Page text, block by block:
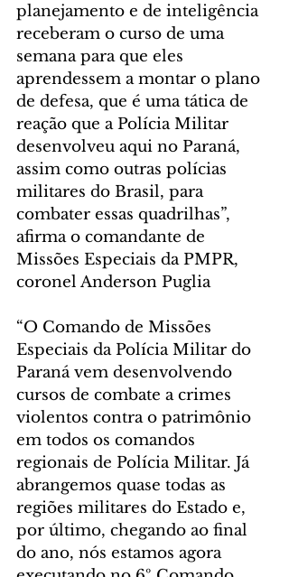
planejamento e de inteligência
receberam o curso de uma
semana para que eles
aprendessem a montar o plano
de defesa, que é uma tática de
reação que a Polícia Militar
desenvolveu aqui no Paraná,
assim como outras polícias
militares do Brasil, para
combater essas quadrilhas”,
afirma o comandante de
Missões Especiais da PMPR,
coronel Anderson Puglia
“O Comando de Missões
Especiais da Polícia Militar do
Paraná vem desenvolvendo
cursos de combate a crimes
violentos contra o patrimônio
em todos os comandos
regionais de Polícia Militar. Já
abrangemos quase todas as
regiões militares do Estado e,
por último, chegando ao final
do ano, nós estamos agora